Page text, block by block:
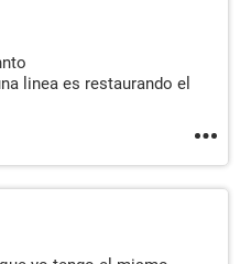
linea es restaurando el